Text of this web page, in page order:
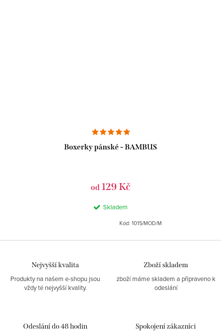
Boxerky pánské - BAMBUS
od129 Kč
Skladem
Kód: 1015/MOD/M
Nejvyšší kvalita
Produkty na našem e-shopu jsou
vždy té nejvyšší kvality.
Zboží skladem
zboží máme skladem a připraveno k
odeslání
Odeslání do 48 hodin Spokojení zákazníci